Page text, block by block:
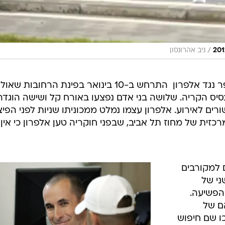
/ ניב אהרונסון
נסיון החיסול המדובר  התשיעי במספר נגד אלפרון  התרחש ב-10 בינואר בפינת הרחובות שאול
הקריה. שלושה בני אדם נפצעו באורח קל ושישה
לאירוע. אלפרון עצמו נמלט ממכוניתו שניות לפני
של מחוז תל אביב, שבפני חוקריה טען אלפרון כי אין
למקורבים
של
הפשיעה.
של
שם חיפוש